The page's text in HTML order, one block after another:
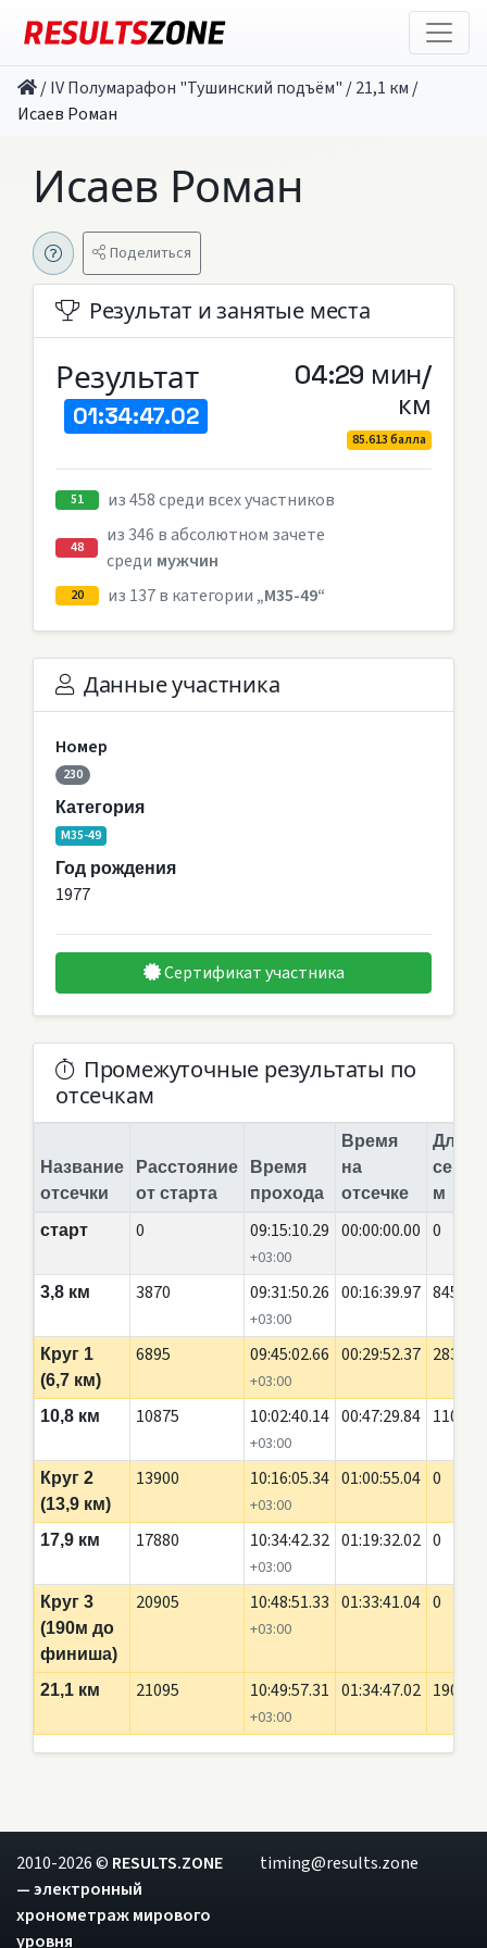
/IV Полумарафон "Тушинский подъём" /21,1 км /
Исаев Роман
Исаев Роман
Поделиться
Результат и занятые места
Результат
01:34:47.02
04:29 мин/
км
85.613 балла
51 из 458 среди всех участников
48
из 346 в абсолютном зачете
среди мужчин
20 из 137 в категории „M35-49“
Данные участника
Номер
230
Категория
M35-49
Год рождения
1977
Сертификат участника
Промежуточные результаты по
отсечкам
Название
отсечки
Расстояние
от старта
Время
прохода
Время
на
отсечке
Длина
м
старт
0 09:15:10.29
+03:00
00:00:00.00 0
3,8 км 3870 09:31:50.26
+03:00
00:16:39.97 845
Круг 1
(6,7 км)
6895 09:45:02.66
+03:00
00:29:52.37 2835
10,8 км 10875 10:02:40.14
+03:00
00:47:29.84 110
Круг 2
(13,9 км)
13900 10:16:05.34
+03:00
01:00:55.04 0
17,9 км 17880 10:34:42.32
+03:00
01:19:32.02 0
Круг 3
(190м до
финиша)
20905 10:48:51.33
+03:00
01:33:41.04 0
21,1 км 21095 10:49:57.31
+03:00
01:34:47.02 190
2010-2026 © RESULTS.ZONE
— электронный
хронометраж мирового
уровня
timing@results.zone